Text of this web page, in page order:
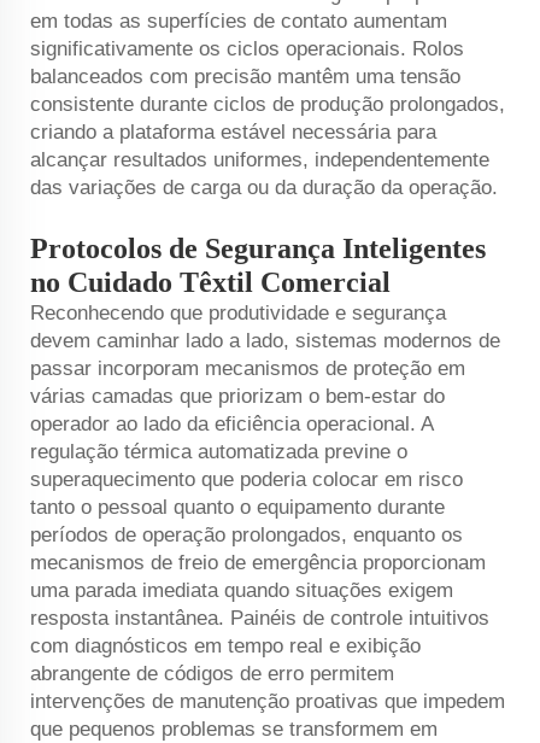
em todas as superfícies de contato aumentam
significativamente os ciclos operacionais. Rolos
balanceados com precisão mantêm uma tensão
consistente durante ciclos de produção prolongados,
criando a plataforma estável necessária para
alcançar resultados uniformes, independentemente
das variações de carga ou da duração da operação.
Protocolos de Segurança Inteligentes
no Cuidado Têxtil Comercial
Reconhecendo que produtividade e segurança
devem caminhar lado a lado, sistemas modernos de
passar incorporam mecanismos de proteção em
várias camadas que priorizam o bem-estar do
operador ao lado da eficiência operacional. A
regulação térmica automatizada previne o
superaquecimento que poderia colocar em risco
tanto o pessoal quanto o equipamento durante
períodos de operação prolongados, enquanto os
mecanismos de freio de emergência proporcionam
uma parada imediata quando situações exigem
resposta instantânea. Painéis de controle intuitivos
com diagnósticos em tempo real e exibição
abrangente de códigos de erro permitem
intervenções de manutenção proativas que impedem
que pequenos problemas se transformem em